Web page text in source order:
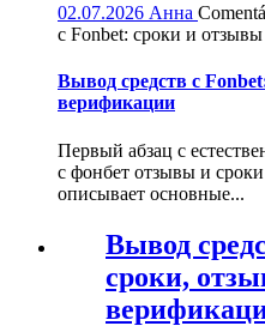
02.07.2026 Анна
с Fonbet: сроки и
Вывод средств с
верификации
Первый абзац с
с фонбет отзывы и
описывает основные...
Вывод
сроки,